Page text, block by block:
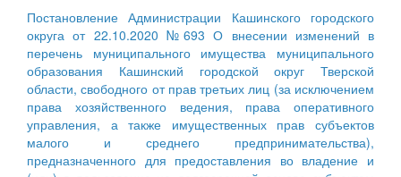
Постановление Администрации Кашинского городского
округа от 22.10.2020 №693 О внесении изменений в
перечень муниципального имущества муниципального
образования Кашинский городской округ Тверской
области, свободного от прав третьих лиц (за исключением
права хозяйственного ведения, права оперативного
управления, а также имущественных прав субъектов
малого и среднего предпринимательства),
предназначенного для предоставления во владение и